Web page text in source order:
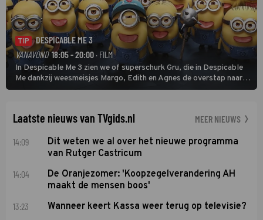
TIP
DESPICABLE ME 3
VANAVOND 18:05 - 20:00· FILM
In Despicable Me 3 zien we of superschurk Gru, die in Despicable
Me dankzij weesmeisjes Margo, Edith en Agnes de overstap naar
het rechte pad maakte, ook op dat pad weet te blijven.
Laatste nieuws van TVgids.nl MEER NIEUWS
14:09
Dit weten we al over het nieuwe programma
van Rutger Castricum
14:04
De Oranjezomer: 'Koopzegelverandering AH
maakt de mensen boos'
13:23 Wanneer keert Kassa weer terug op televisie?